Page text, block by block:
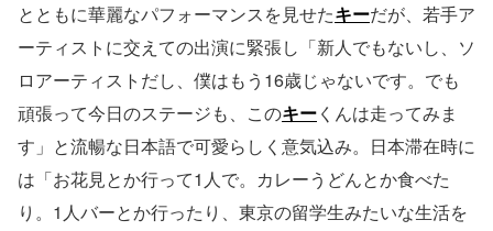
とともに華麗なパフォーマンスを見せたキーだが、若手ア
ーティストに交えての出演に緊張し「新人でもないし、ソ
ロアーティストだし、僕はもう16歳じゃないです。でも
頑張って今日のステージも、このキーくんは走ってみま
す」と流暢な日本語で可愛らしく意気込み。日本滞在時に
は「お花見とか行って1人で。カレーうどんとか食べた
り。1人バーとか行ったり、東京の留学生みたいな生活を